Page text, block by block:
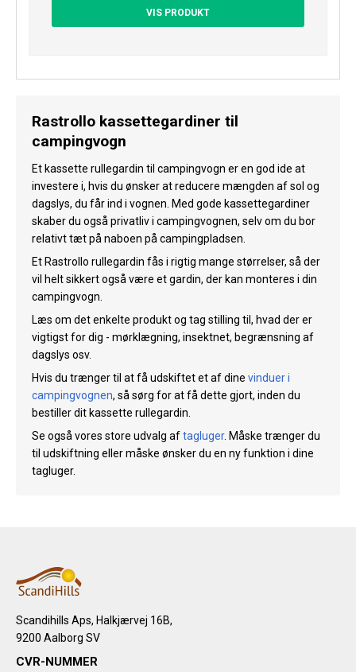
VIS PRODUKT
Rastrollo kassettegardiner til
campingvogn
Et kassette rullegardin til campingvogn er en god ide at
investere i, hvis du ønsker at reducere mængden af sol og
dagslys, du får ind i vognen. Med gode kassettegardiner
skaber du også privatliv i campingvognen, selv om du bor
relativt tæt på naboen på campingpladsen.
Et Rastrollo rullegardin fås i rigtig mange størrelser, så der
vil helt sikkert også være et gardin, der kan monteres i din
campingvogn.
Læs om det enkelte produkt og tag stilling til, hvad der er
vigtigst for dig - mørklægning, insektnet, begrænsning af
dagslys osv.
Hvis du trænger til at få udskiftet et af dine vinduer i
campingvognen, så sørg for at få dette gjort, inden du
bestiller dit kassette rullegardin.
Se også vores store udvalg aftagluger. Måske trænger du
til udskiftning eller måske ønsker du en ny funktion i dine
tagluger.
Scandihills Aps, Halkjærvej 16B,
9200 Aalborg SV
CVR-NUMMER